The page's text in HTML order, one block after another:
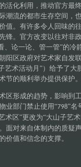
活化利用，推动官方最
潮流的都市生存空间，
值。有许多令人回味的
锋。官方改变以往对非
、论一论、管一管”的冷
阳区政府对艺术家自发
艺术活动月”）给予了大
节的顺利举办提供保护
区形成的趋势，影响到
业部门禁止使用“798”名
术区”更改为“大山子艺
面对来自体制内的质疑
价值和信念的支撑。